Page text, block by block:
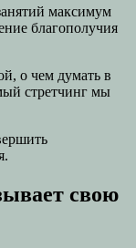
максимум
благополучия
о чем думать в
стретчинг мы
свою